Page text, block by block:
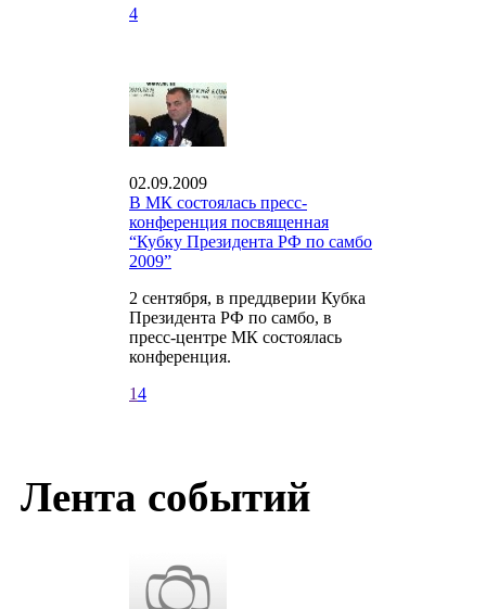
4
02.09.2009
В МК состоялась пресс-
конференция посвященная
“Кубку Президента РФ по самбо
2009”
2 сентября, в преддверии Кубка
Президента РФ по самбо, в
пресс-центре МК состоялась
конференция.
14
Лента событий